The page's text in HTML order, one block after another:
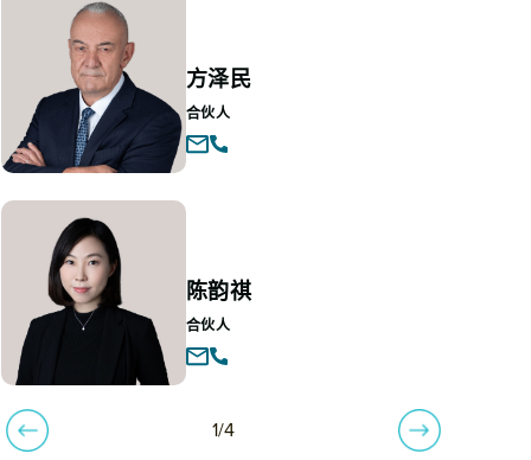
方泽民
合伙人
陈韵祺
合伙人
1/4